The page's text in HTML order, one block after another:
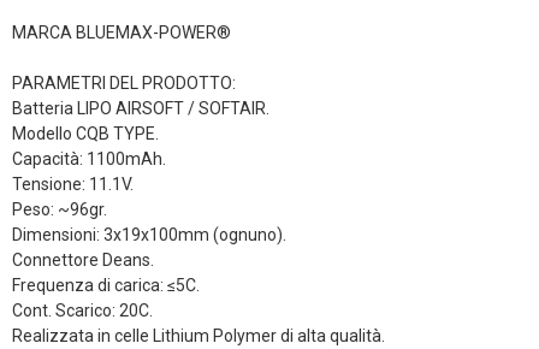
MARCA BLUEMAX-POWER®
PARAMETRI DEL PRODOTTO:
Batteria LIPO AIRSOFT / SOFTAIR.
Modello CQB TYPE.
Capacità: 1100mAh.
Tensione: 11.1V.
Peso: ~96gr.
Dimensioni: 3x19x100mm (ognuno)
Connettore Deans.
Frequenza di carica: ≤5C.
Cont. Scarico: 20C.
Realizzata in celle Lithium Polymer di alta qualità.